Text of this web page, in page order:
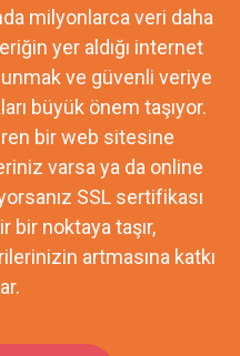
milyonlarca veri daha
yer aldığı internet
ve güvenli veriye
büyük önem taşıyor.
bir web sitesine
varsa ya da online
SSL sertifikası
bir noktaya taşır,
artmasına katkı